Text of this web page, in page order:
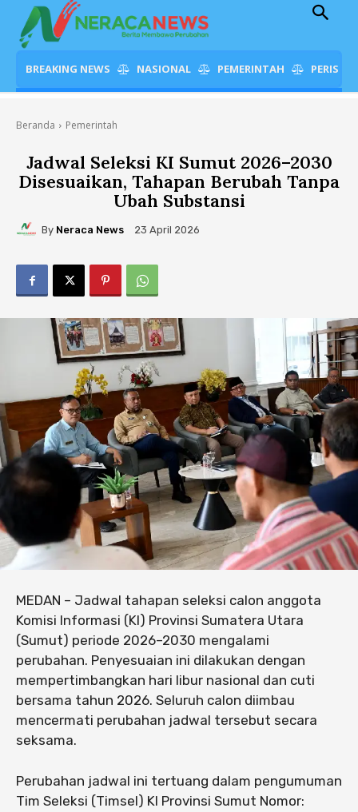
BREAKING NEWS NASIONAL PEMERINTAH
Beranda Pemerintah
Jadwal Seleksi KI Sumut 2026–2030
Disesuaikan, Tahapan Berubah Tanpa
Ubah Substansi
By Neraca News 23 April 2026
MEDAN – Jadwal tahapan seleksi calon anggota
Komisi Informasi (KI) Provinsi Sumatera Utara
(Sumut) periode 2026–2030 mengalami
perubahan. Penyesuaian ini dilakukan dengan
mempertimbangkan hari libur nasional dan cuti
bersama tahun 2026. Seluruh calon diimbau
mencermati perubahan jadwal tersebut secara
seksama.
Perubahan jadwal ini tertuang dalam pengumuman
Tim Seleksi (Timsel) KI Provinsi Sumut Nomor: